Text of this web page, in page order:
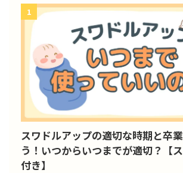
1
スワドルアップの適切な時期と卒
う！いつからいつまでが適切？【
付き】